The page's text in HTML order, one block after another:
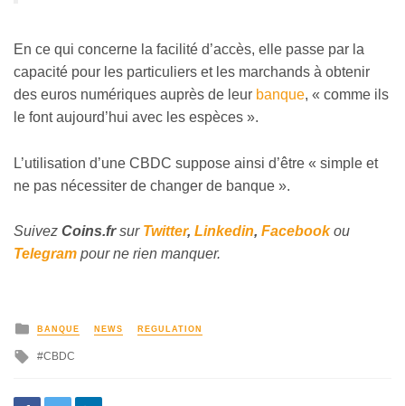
En ce qui concerne la facilité d’accès, elle passe par la
capacité pour les particuliers et les marchands à obtenir
des euros numériques auprès de leur banque, « comme ils
le font aujourd’hui avec les espèces ».
L’utilisation d’une CBDC suppose ainsi d’être « simple et
ne pas nécessiter de changer de banque ».
Suivez Coins.frsur Twitter, Linkedin, Facebookou
Telegram pour ne rien manquer.
BANQUE NEWS REGULATION
CBDC